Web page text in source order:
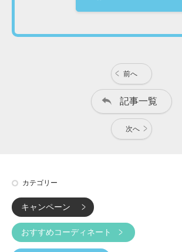
前へ
記事一覧
次へ
カテゴリー
キャンペーン
おすすめコーディネート